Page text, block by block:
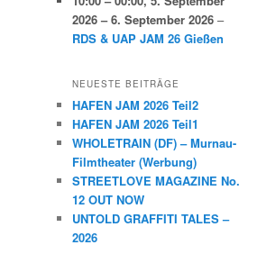
2026 – 6. September 2026 –
RDS & UAP JAM 26 Gießen
NEUESTE BEITRÄGE
HAFEN JAM 2026 Teil2
HAFEN JAM 2026 Teil1
WHOLETRAIN (DF) – Murnau-
Filmtheater (Werbung)
STREETLOVE MAGAZINE No.
12 OUT NOW
UNTOLD GRAFFITI TALES –
2026